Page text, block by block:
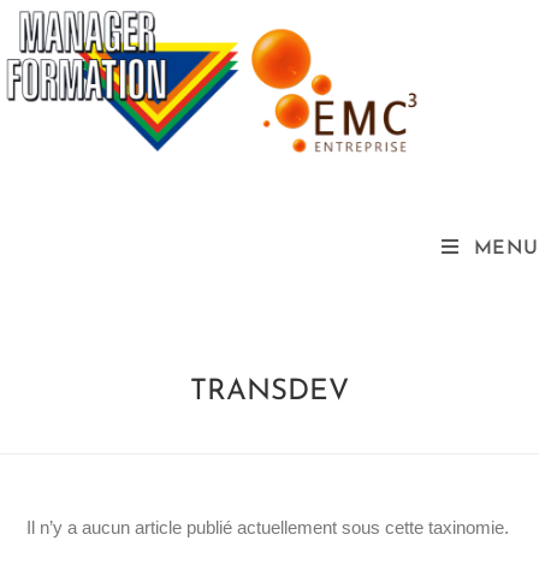
MENU
TRANSDEV
Il n’y a aucun article publié actuellement sous cette taxinomie.